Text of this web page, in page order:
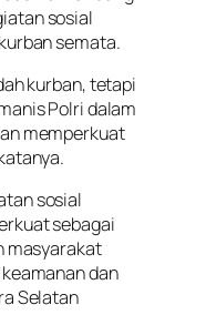
sosial
semata.
kurban, tetapi
Polri dalam
memperkuat
sosial
sebagai
masyarakat
dan
Selatan